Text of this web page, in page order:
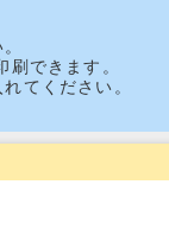
できます。
てください。